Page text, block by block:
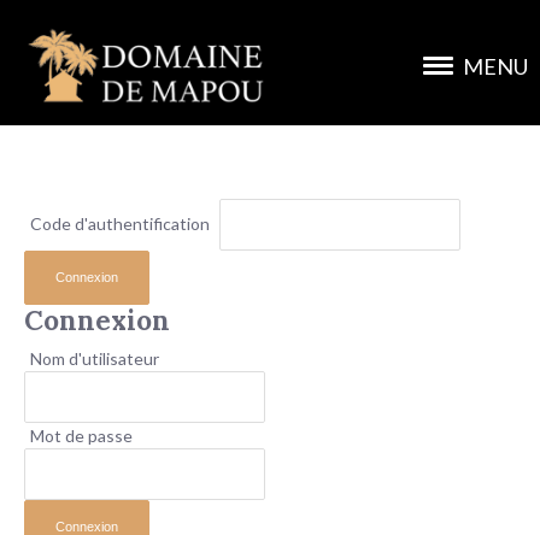
MENU
Code d'authentification
Connexion
Nom d'utilisateur
Mot de passe